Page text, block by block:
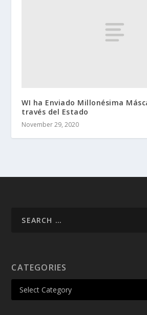
WI ha Enviado Millonésima
través del Estado
November 29, 2020
CATEGORIES